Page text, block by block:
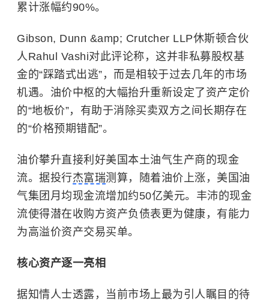
累计涨幅约90%。
Gibson, Dunn &amp; Crutcher LLP休斯顿合伙
人Rahul Vashi对此评论称，这并非私募股权基
金的“踩踏式出逃”，而是相较于过去几年的市场
机遇。油价中枢的大幅抬升重新设定了资产定价
的“地板价”，有助于消除买卖双方之间长期存在
的“价格预期错配”。
油价攀升直接利好美国本土油气生产商的现金
流。据投行杰富瑞测算，随着油价上涨，美国油
气集团月均现金流增加约50亿美元。丰沛的现金
流使得潜在收购方资产负债表更为健康，有能力
为高溢价资产交易买单。
核心资产逐一亮相
据知情人士透露，当前市场上最为引人瞩目的待